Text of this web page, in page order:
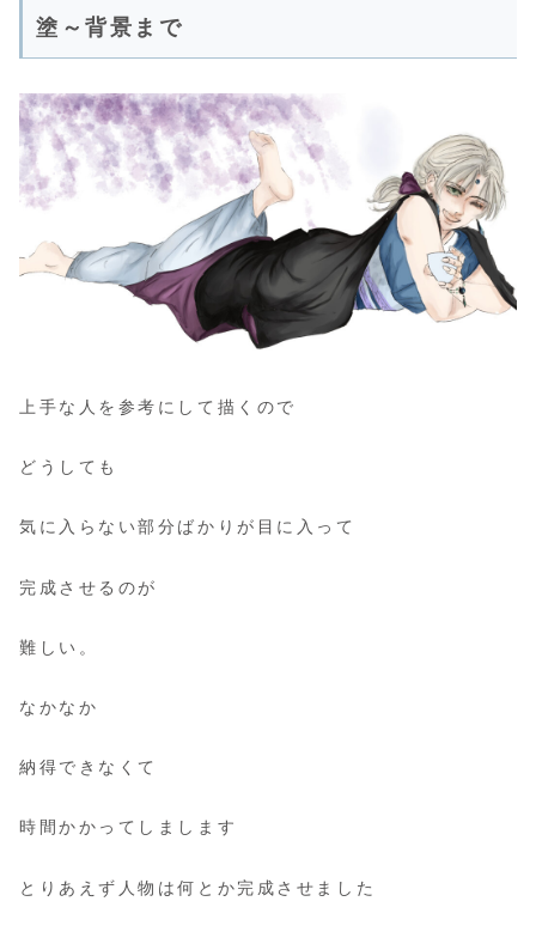
塗～背景まで
上手な人を参考にして描くので
どうしても
気に入らない部分ばかりが目に入って
完成させるのが
難しい。
なかなか
納得できなくて
時間かかってしまします
とりあえず人物は何とか完成させました